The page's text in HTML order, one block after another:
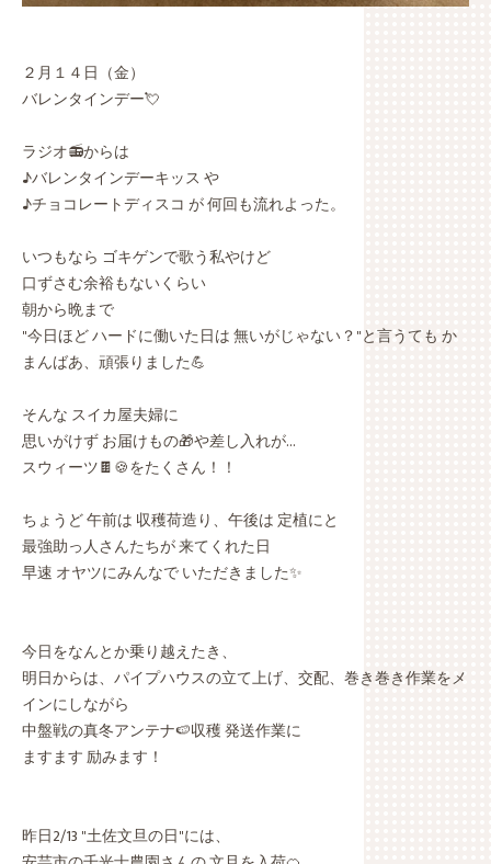
２月１４日（金）
バレンタインデー💘
ラジオ📻からは
♪バレンタインデーキッス や
♪チョコレートディスコ が 何回も流れよった。
いつもなら ゴキゲンで歌う私やけど
口ずさむ余裕もないくらい
朝から晩まで
"今日ほど ハードに働いた日は 無いがじゃない？"と言うても か
まんばあ、頑張りました💪
そんな スイカ屋夫婦に
思いがけず お届けもの🎁や差し入れが…
スウィーツ🍫🍪をたくさん！！
ちょうど 午前は 収穫荷造り、午後は 定植にと
最強助っ人さんたちが 来てくれた日
早速 オヤツにみんなで いただきました✨
今日をなんとか乗り越えたき、
明日からは、パイプハウスの立て上げ、交配、巻き巻き作業をメ
インにしながら
中盤戦の真冬アンテナ🍉収穫 発送作業に
ますます 励みます！
昨日2/13 "土佐文旦の日"には、